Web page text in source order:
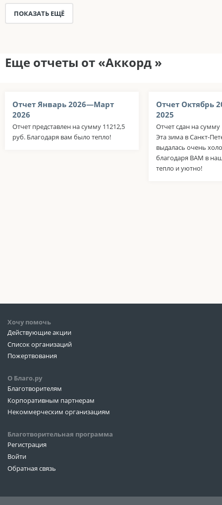
ПОКАЗАТЬ ЕЩЁ
Еще отчеты от «Аккорд »
Отчет Январь 2026—Март
2026
Отчет представлен на сумму 11212,5
руб. Благодаря вам было тепло!
Отчет Октябрь
2025
Отчет сдан на сумму
Эта зима в Санкт-
выдалась очень
благодаря ВАМ в
тепло и уютно!
Хочу помочь
Действующие акции
Список организаций
Пожертвования
О Благо.ру
Благотворителям
Корпоративным партнерам
Некоммерческим организациям
Благотворительная программа
Регистрация
Войти
Обратная связь